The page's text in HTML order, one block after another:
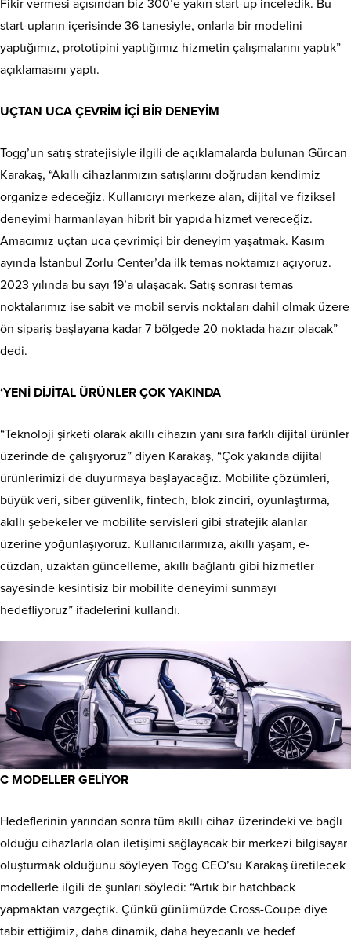
Fikir vermesi açısından biz 300’e yakın start-up inceledik. Bu
start-upların içerisinde 36 tanesiyle, onlarla bir modelini
yaptığımız, prototipini yaptığımız hizmetin çalışmalarını yaptık”
açıklamasını yaptı.
UÇTAN UCA ÇEVRİM İÇİ BİR DENEYİM
Togg’un satış stratejisiyle ilgili de açıklamalarda bulunan Gürcan
Karakaş, “Akıllı cihazlarımızın satışlarını doğrudan kendimiz
organize edeceğiz. Kullanıcıyı merkeze alan, dijital ve fiziksel
deneyimi harmanlayan hibrit bir yapıda hizmet vereceğiz.
Amacımız uçtan uca çevrimiçi bir deneyim yaşatmak. Kasım
ayında İstanbul Zorlu Center’da ilk temas noktamızı açıyoruz.
2023 yılında bu sayı 19’a ulaşacak. Satış sonrası temas
noktalarımız ise sabit ve mobil servis noktaları dahil olmak üzere
ön sipariş başlayana kadar 7 bölgede 20 noktada hazır olacak”
dedi.
‘YENİ DİJİTAL ÜRÜNLER ÇOK YAKINDA
“Teknoloji şirketi olarak akıllı cihazın yanı sıra farklı dijital ürünler
üzerinde de çalışıyoruz” diyen Karakaş, “Çok yakında dijital
ürünlerimizi de duyurmaya başlayacağız. Mobilite çözümleri,
büyük veri, siber güvenlik, fintech, blok zinciri, oyunlaştırma,
akıllı şebekeler ve mobilite servisleri gibi stratejik alanlar
üzerine yoğunlaşıyoruz. Kullanıcılarımıza, akıllı yaşam, e-
cüzdan, uzaktan güncelleme, akıllı bağlantı gibi hizmetler
sayesinde kesintisiz bir mobilite deneyimi sunmayı
hedefliyoruz” ifadelerini kullandı.
C MODELLER GELİYOR
Hedeflerinin yarından sonra tüm akıllı cihaz üzerindeki ve bağlı
olduğu cihazlarla olan iletişimi sağlayacak bir merkezi bilgisayar
oluşturmak olduğunu söyleyen Togg CEO’su Karakaş üretilecek
modellerle ilgili de şunları söyledi: “Artık bir hatchback
yapmaktan vazgeçtik. Çünkü günümüzde Cross-Coupe diye
tabir ettiğimiz, daha dinamik, daha heyecanlı ve hedef